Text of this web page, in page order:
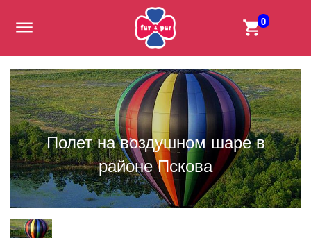
0
Полет на воздушном шаре в
районе Пскова